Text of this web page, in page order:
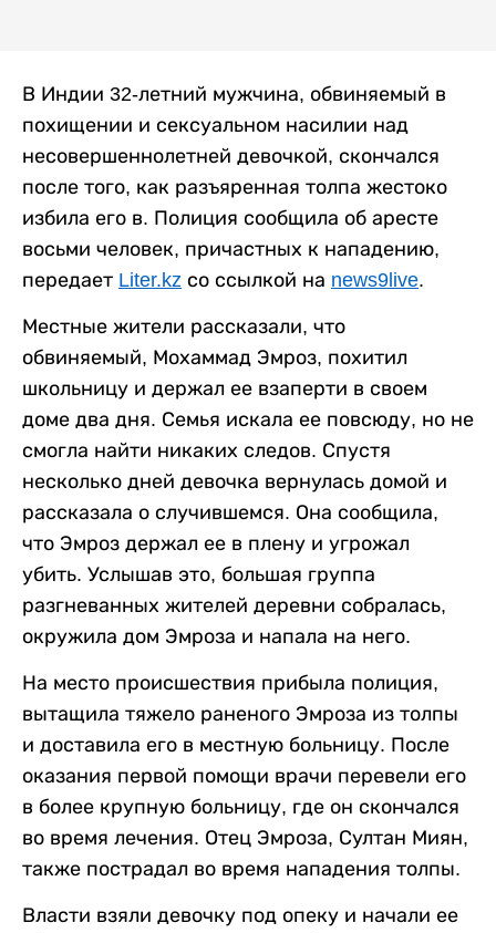
В Индии 32-летний мужчина, обвиняемый в
похищении и сексуальном насилии над
несовершеннолетней девочкой, скончался
после того, как разъяренная толпа жестоко
избила его в. Полиция сообщила об аресте
восьми человек, причастных к нападению,
передает Liter.kz со ссылкой на news9live.
Местные жители рассказали, что
обвиняемый, Мохаммад Эмроз, похитил
школьницу и держал ее взаперти в своем
доме два дня. Семья искала ее повсюду, но не
смогла найти никаких следов. Спустя
несколько дней девочка вернулась домой и
рассказала о случившемся. Она сообщила,
что Эмроз держал ее в плену и угрожал
убить. Услышав это, большая группа
разгневанных жителей деревни собралась,
окружила дом Эмроза и напала на него.
На место происшествия прибыла полиция,
вытащила тяжело раненого Эмроза из толпы
и доставила его в местную больницу. После
оказания первой помощи врачи перевели его
в более крупную больницу, где он скончался
во время лечения. Отец Эмроза, Султан Миян,
также пострадал во время нападения толпы.
Власти взяли девочку под опеку и начали ее